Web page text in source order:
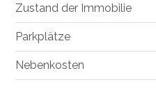
Zustand der Immobilie
Parkplätze
Nebenkosten